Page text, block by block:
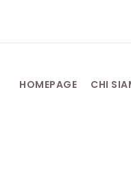
HOMEPAGE CHI